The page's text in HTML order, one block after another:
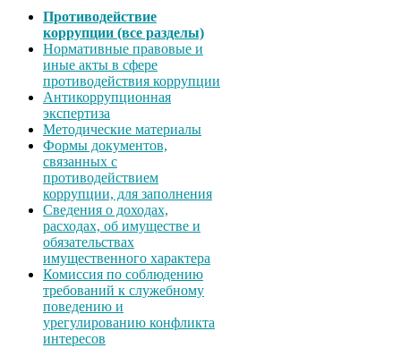
Противодействие
коррупции (все разделы)
Нормативные правовые и
иные акты в сфере
противодействия коррупции
Антикоррупционная
экспертиза
Методические материалы
Формы документов,
связанных с
противодействием
коррупции, для заполнения
Сведения о доходах,
расходах, об имуществе и
обязательствах
имущественного характера
Комиссия по соблюдению
требований к служебному
поведению и
урегулированию конфликта
интересов